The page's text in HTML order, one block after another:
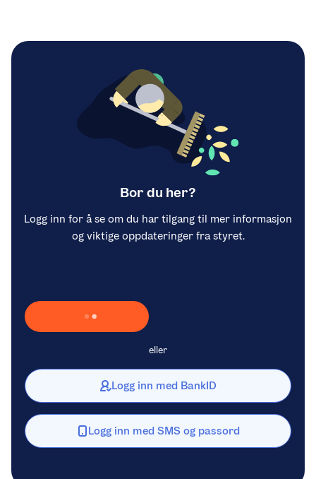
Bor du her?
Logg inn for å se om du har tilgang til mer informasjon
og viktige oppdateringer fra styret.
Laster inn Vipps …
eller
Logg inn med BankID
Logg inn med SMS og passord